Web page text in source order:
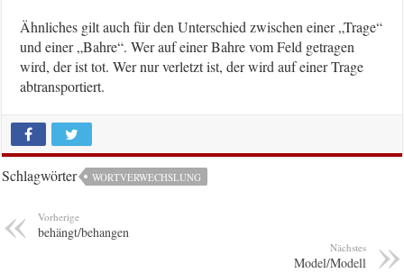
Ähnliches gilt auch für den Unterschied zwischen einer „Trage“
und einer „Bahre“. Wer auf einer Bahre vom Feld getragen
wird, der ist tot. Wer nur verletzt ist, der wird auf einer Trage
abtransportiert.
Schlagwörter WORTVERWECHSLUNG
Vorherige
behängt/behangen
Nächstes
Model/Modell